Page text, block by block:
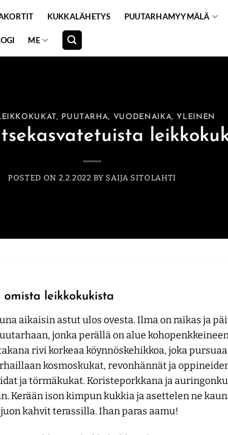
KUKKALÄHETYS PUUTARHAMYYMÄLÄ
ME
, PUUTARHA, VUODENAIKA,YLEINEN
POSTED ON 2.2.2022 BY SAIJA SITOLAHTI
omista leikkokukista
aikaisin astut ulos ovesta. Ilma on raikas ja
jonka perällä on alue
rivi korkeaa köynnöskehikkoa, joka
kosmoskukat, revonhännät ja
ja törmäkukat. Koristeporkkana ja
Kerään ison kimpun kukkia ja asettelen ne
kahvit terassilla. Ihan paras aamu!